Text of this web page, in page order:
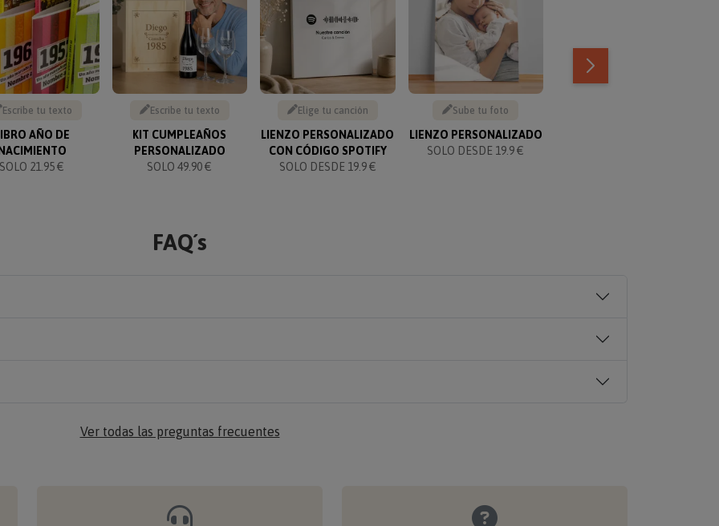
Escribe tu texto
AÑO DE
SOLO 21.95 €
Escribe tu texto
KIT CUMPLEAÑOS
PERSONALIZADO
SOLO 49.90 €
Elige tu canción
LIENZO PERSONALIZADO
CON CÓDIGO SPOTIFY
SOLO DESDE 19.9 €
Sube tu foto
LIENZO PERSONALIZADO
SOLO DESDE 19.9 €
FAQ´s
Ver todas las preguntas frecuentes